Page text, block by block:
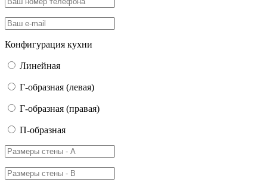
Конфигурация кухни
Линейная
Г-образная (левая)
Г-образная (правая)
П-образная